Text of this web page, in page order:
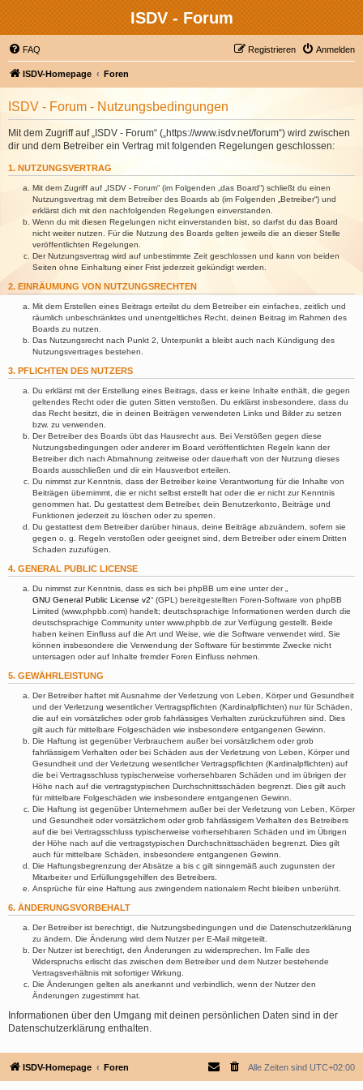
ISDV - Forum
FAQ Anmelden
Registrieren
ISDV-Homepage Foren
ISDV - Forum - Nutzungsbedingungen
Mit dem Zugriff auf „ISDV - Forum“ („https://www.isdv.net/forum“) wird zwischen
dir und dem Betreiber ein Vertrag mit folgenden Regelungen geschlossen:
1. NUTZUNGSVERTRAG
Mit dem Zugriff auf „ISDV - Forum“ (im Folgenden „das Board“) schließt du einen
Nutzungsvertrag mit dem Betreiber des Boards ab (im Folgenden „Betreiber“) und
erklärst dich mit den nachfolgenden Regelungen einverstanden.
Wenn du mit diesen Regelungen nicht einverstanden bist, so darfst du das Board
nicht weiter nutzen. Für die Nutzung des Boards gelten jeweils die an dieser Stelle
veröffentlichten Regelungen.
Der Nutzungsvertrag wird auf unbestimmte Zeit geschlossen und kann von beiden
Seiten ohne Einhaltung einer Frist jederzeit gekündigt werden.
2. EINRÄUMUNG VON NUTZUNGSRECHTEN
Mit dem Erstellen eines Beitrags erteilst du dem Betreiber ein einfaches, zeitlich und
räumlich unbeschränktes und unentgeltliches Recht, deinen Beitrag im Rahmen des
Boards zu nutzen.
Das Nutzungsrecht nach Punkt 2, Unterpunkt a bleibt auch nach Kündigung des
Nutzungsvertrages bestehen.
3. PFLICHTEN DES NUTZERS
Du erklärst mit der Erstellung eines Beitrags, dass er keine Inhalte enthält, die gegen
geltendes Recht oder die guten Sitten verstoßen. Du erklärst insbesondere, dass du
das Recht besitzt, die in deinen Beiträgen verwendeten Links und Bilder zu setzen
bzw. zu verwenden.
Der Betreiber des Boards übt das Hausrecht aus. Bei Verstößen gegen diese
Nutzungsbedingungen oder anderer im Board veröffentlichten Regeln kann der
Betreiber dich nach Abmahnung zeitweise oder dauerhaft von der Nutzung dieses
Boards ausschließen und dir ein Hausverbot erteilen.
Du nimmst zur Kenntnis, dass der Betreiber keine Verantwortung für die Inhalte von
Beiträgen übernimmt, die er nicht selbst erstellt hat oder die er nicht zur Kenntnis
genommen hat. Du gestattest dem Betreiber, dein Benutzerkonto, Beiträge und
Funktionen jederzeit zu löschen oder zu sperren.
Du gestattest dem Betreiber darüber hinaus, deine Beiträge abzuändern, sofern sie
gegen o. g. Regeln verstoßen oder geeignet sind, dem Betreiber oder einem Dritten
Schaden zuzufügen.
4. GENERAL PUBLIC LICENSE
Du nimmst zur Kenntnis, dass es sich bei phpBB um eine unter der „
GNU General Public License v2“ (GPL) bereitgestellten Foren-Software von phpBB
Limited (www.phpbb.com) handelt; deutschsprachige Informationen werden durch die
deutschsprachige Community unter www.phpbb.de zur Verfügung gestellt. Beide
haben keinen Einfluss auf die Art und Weise, wie die Software verwendet wird. Sie
können insbesondere die Verwendung der Software für bestimmte Zwecke nicht
untersagen oder auf Inhalte fremder Foren Einfluss nehmen.
5. GEWÄHRLEISTUNG
Der Betreiber haftet mit Ausnahme der Verletzung von Leben, Körper und Gesundheit
und der Verletzung wesentlicher Vertragspflichten (Kardinalpflichten) nur für Schäden,
die auf ein vorsätzliches oder grob fahrlässiges Verhalten zurückzuführen sind. Dies
gilt auch für mittelbare Folgeschäden wie insbesondere entgangenen Gewinn.
Die Haftung ist gegenüber Verbrauchern außer bei vorsätzlichem oder grob
fahrlässigem Verhalten oder bei Schäden aus der Verletzung von Leben, Körper und
Gesundheit und der Verletzung wesentlicher Vertragspflichten (Kardinalpflichten) auf
die bei Vertragsschluss typischerweise vorhersehbaren Schäden und im übrigen der
Höhe nach auf die vertragstypischen Durchschnittsschäden begrenzt. Dies gilt auch
für mittelbare Folgeschäden wie insbesondere entgangenen Gewinn.
Die Haftung ist gegenüber Unternehmern außer bei der Verletzung von Leben, Körper
und Gesundheit oder vorsätzlichem oder grob fahrlässigem Verhalten des Betreibers
auf die bei Vertragsschluss typischerweise vorhersehbaren Schäden und im Übrigen
der Höhe nach auf die vertragstypischen Durchschnittsschäden begrenzt. Dies gilt
auch für mittelbare Schäden, insbesondere entgangenen Gewinn.
Die Haftungsbegrenzung der Absätze a bis c gilt sinngemäß auch zugunsten der
Mitarbeiter und Erfüllungsgehilfen des Betreibers.
Ansprüche für eine Haftung aus zwingendem nationalem Recht bleiben unberührt.
6. ÄNDERUNGSVORBEHALT
Der Betreiber ist berechtigt, die Nutzungsbedingungen und die Datenschutzerklärung
zu ändern. Die Änderung wird dem Nutzer per E-Mail mitgeteilt.
Der Nutzer ist berechtigt, den Änderungen zu widersprechen. Im Falle des
Widerspruchs erlischt das zwischen dem Betreiber und dem Nutzer bestehende
Vertragsverhältnis mit sofortiger Wirkung.
Die Änderungen gelten als anerkannt und verbindlich, wenn der Nutzer den
Änderungen zugestimmt hat.
Informationen über den Umgang mit deinen persönlichen Daten sind in der
Datenschutzerklärung enthalten.
ISDV-Homepage Foren Alle Zeiten sind UTC+02:00